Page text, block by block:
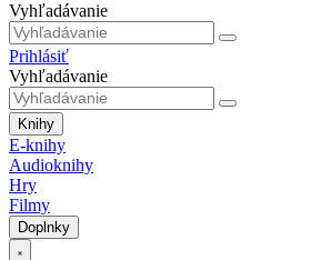
Vyhľadávanie
Prihlásiť
Vyhľadávanie
Knihy
E-knihy
Audioknihy
Hry
Filmy
Doplnky